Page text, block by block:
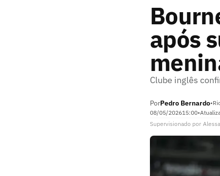
após
Clube inglês
PorPedro Bernardo•
08/05/202615:00•
Supervisionado por